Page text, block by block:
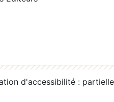
d'accessibilité :